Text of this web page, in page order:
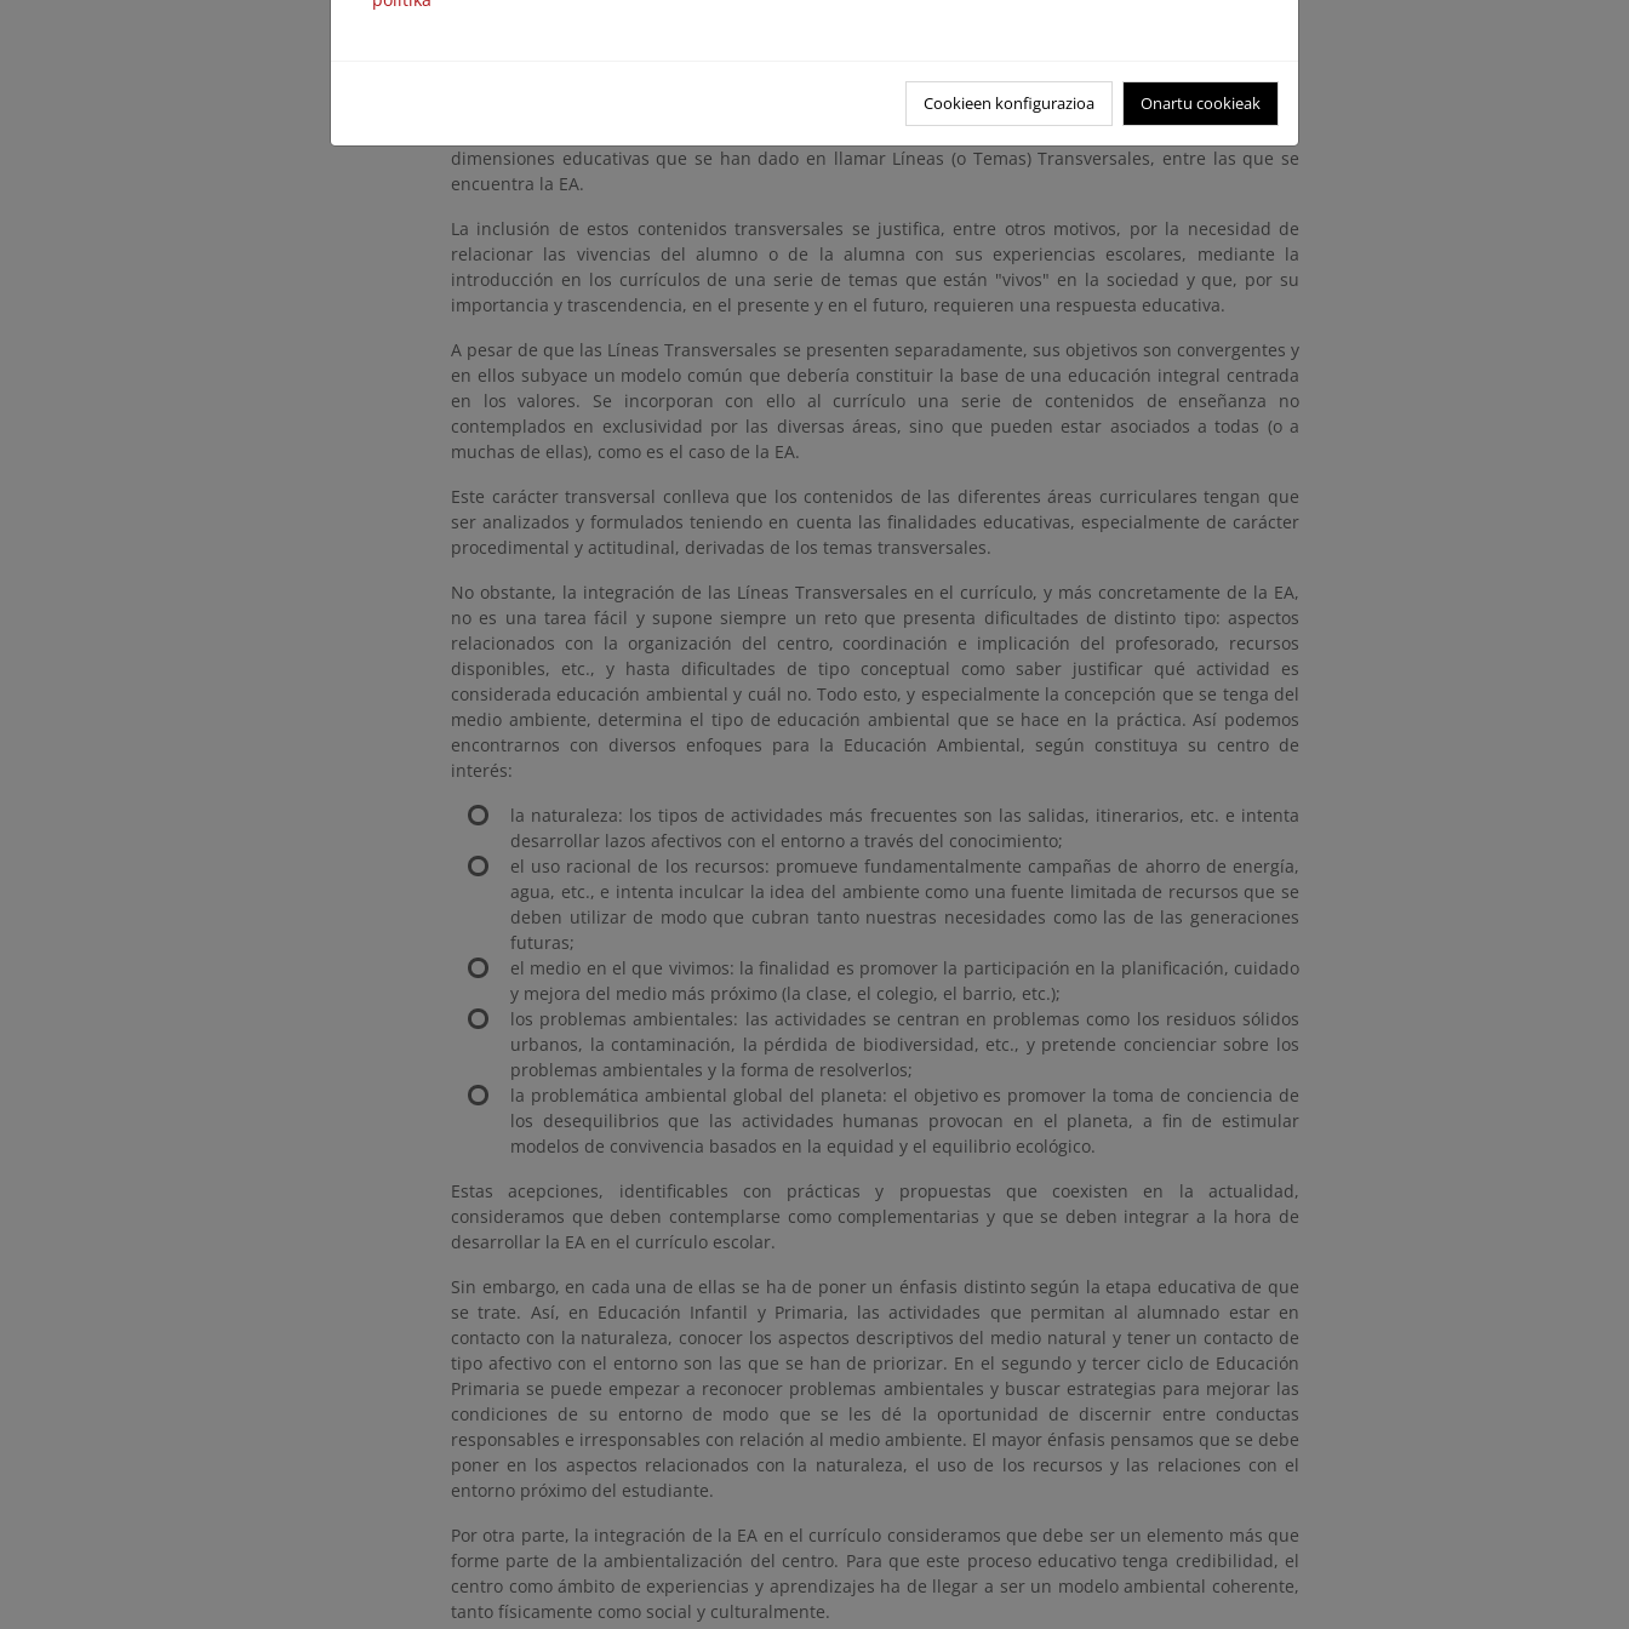
Uno de los aspectos más destacables de la educación contemporánea es la presencia de unas nuevas
dimensiones educativas que se han dado en llamar Líneas (o Temas) Transversales, entre las que se
encuentra la EA.
La inclusión de estos contenidos transversales se justifica, entre otros motivos, por la necesidad de
relacionar las vivencias del alumno o de la alumna con sus experiencias escolares, mediante la
introducción en los currículos de una serie de temas que están "vivos" en la sociedad y que, por su
importancia y trascendencia, en el presente y en el futuro, requieren una respuesta educativa.
A pesar de que las Líneas Transversales se presenten separadamente, sus objetivos son convergentes y
en ellos subyace un modelo común que debería constituir la base de una educación integral centrada
en los valores. Se incorporan con ello al currículo una serie de contenidos de enseñanza no
contemplados en exclusividad por las diversas áreas, sino que pueden estar asociados a todas (o a
muchas de ellas), como es el caso de la EA.
Este carácter transversal conlleva que los contenidos de las diferentes áreas curriculares tengan que
ser analizados y formulados teniendo en cuenta las finalidades educativas, especialmente de carácter
procedimental y actitudinal, derivadas de los temas transversales.
No obstante, la integración de las Líneas Transversales en el currículo, y más concretamente de la EA,
no es una tarea fácil y supone siempre un reto que presenta dificultades de distinto tipo: aspectos
relacionados con la organización del centro, coordinación e implicación del profesorado, recursos
disponibles, etc., y hasta dificultades de tipo conceptual como saber justificar qué actividad es
considerada educación ambiental y cuál no. Todo esto, y especialmente la concepción que se tenga del
medio ambiente, determina el tipo de educación ambiental que se hace en la práctica. Así podemos
encontrarnos con diversos enfoques para la Educación Ambiental, según constituya su centro de
interés:
la naturaleza: los tipos de actividades más frecuentes son las salidas, itinerarios, etc. e intenta
desarrollar lazos afectivos con el entorno a través del conocimiento;
el uso racional de los recursos: promueve fundamentalmente campañas de ahorro de energía,
agua, etc., e intenta inculcar la idea del ambiente como una fuente limitada de recursos que se
deben utilizar de modo que cubran tanto nuestras necesidades como las de las generaciones
futuras;
el medio en el que vivimos: la finalidad es promover la participación en la planificación, cuidado
y mejora del medio más próximo (la clase, el colegio, el barrio, etc.);
los problemas ambientales: las actividades se centran en problemas como los residuos sólidos
urbanos, la contaminación, la pérdida de biodiversidad, etc., y pretende concienciar sobre los
problemas ambientales y la forma de resolverlos;
la problemática ambiental global del planeta: el objetivo es promover la toma de conciencia de
los desequilibrios que las actividades humanas provocan en el planeta, a fin de estimular
modelos de convivencia basados en la equidad y el equilibrio ecológico.
Estas acepciones, identificables con prácticas y propuestas que coexisten en la actualidad,
consideramos que deben contemplarse como complementarias y que se deben integrar a la hora de
desarrollar la EA en el currículo escolar.
Sin embargo, en cada una de ellas se ha de poner un énfasis distinto según la etapa educativa de que
se trate. Así, en Educación Infantil y Primaria, las actividades que permitan al alumnado estar en
contacto con la naturaleza, conocer los aspectos descriptivos del medio natural y tener un contacto de
tipo afectivo con el entorno son las que se han de priorizar. En el segundo y tercer ciclo de Educación
Primaria se puede empezar a reconocer problemas ambientales y buscar estrategias para mejorar las
condiciones de su entorno de modo que se les dé la oportunidad de discernir entre conductas
responsables e irresponsables con relación al medio ambiente. El mayor énfasis pensamos que se debe
poner en los aspectos relacionados con la naturaleza, el uso de los recursos y las relaciones con el
entorno próximo del estudiante.
Por otra parte, la integración de la EA en el currículo consideramos que debe ser un elemento más que
forme parte de la ambientalización del centro. Para que este proceso educativo tenga credibilidad, el
centro como ámbito de experiencias y aprendizajes ha de llegar a ser un modelo ambiental coherente,
tanto físicamente como social y culturalmente.
Cookieen konfigurazioa Onartu cookieak